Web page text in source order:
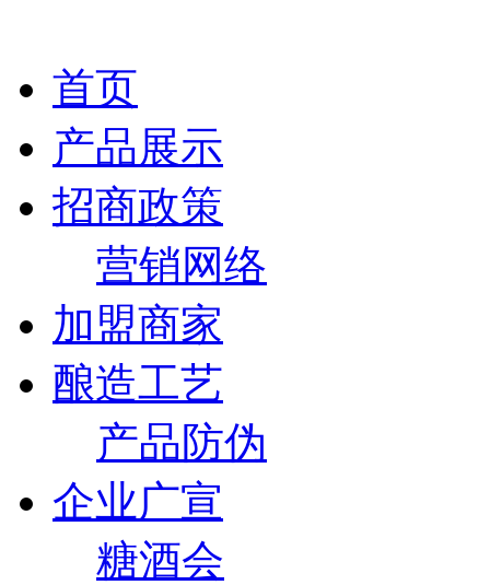
首页
产品展示
招商政策
营销网络
加盟商家
酿造工艺
产品防伪
企业广宣
糖酒会